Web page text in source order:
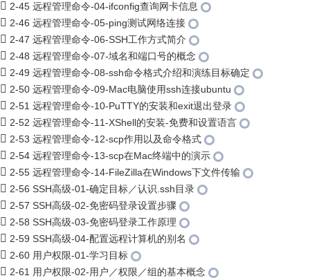
2-45 远程管理命令-04-ifconfig查询网卡信息
2-46 远程管理命令-05-ping测试网络连接
2-47 远程管理命令-06-SSH工作方式简介
2-48 远程管理命令-07-域名和端口号的概念
2-49 远程管理命令-08-ssh命令格式介绍和演练目标确定
2-50 远程管理命令-09-Mac电脑使用ssh连接ubuntu
2-51 远程管理命令-10-PuTTY的安装和exit退出登录
2-52 远程管理命令-11-XShell的安装-免费和设置语言
2-53 远程管理命令-12-scp作用以及命令格式
2-54 远程管理命令-13-scp在Mac终端中的演示
2-55 远程管理命令-14-FileZilla在Windows下文件传输
2-56 SSH高级-01-确定目标／认识.ssh目录
2-57 SSH高级-02-免密码登录设置步骤
2-58 SSH高级-03-免密码登录工作原理
2-59 SSH高级-04-配置远程计算机的别名
2-60 用户权限-01-学习目标
2-61 用户权限-02-用户／权限／组的基本概念